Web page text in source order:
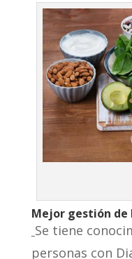
Mejor gestión de
Se tiene
personas con